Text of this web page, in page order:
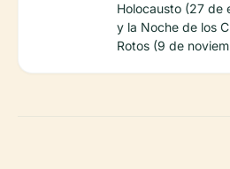
Holocausto (27 de
y la Noche de los
Rotos (9 de